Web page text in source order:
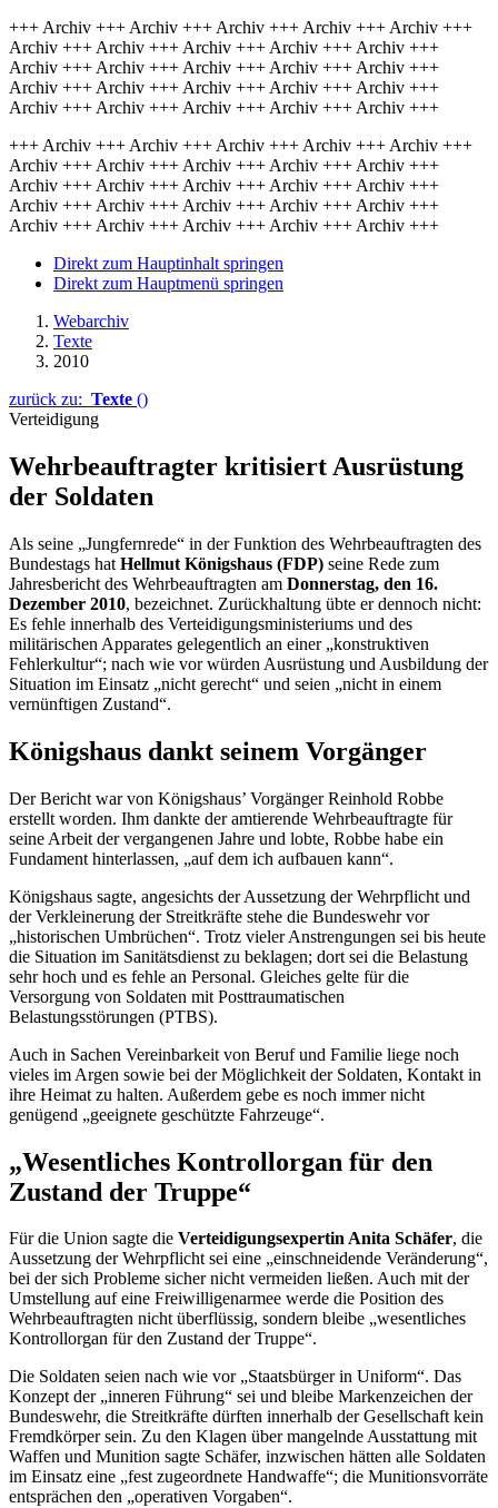
+++ Archiv +++ Archiv +++ Archiv +++ Archiv +++ Archiv +++
Archiv +++ Archiv +++ Archiv +++ Archiv +++ Archiv +++
Archiv +++ Archiv +++ Archiv +++ Archiv +++ Archiv +++
Archiv +++ Archiv +++ Archiv +++ Archiv +++ Archiv +++
Archiv +++ Archiv +++ Archiv +++ Archiv +++ Archiv +++
+++ Archiv +++ Archiv +++ Archiv +++ Archiv +++ Archiv +++
Archiv +++ Archiv +++ Archiv +++ Archiv +++ Archiv +++
Archiv +++ Archiv +++ Archiv +++ Archiv +++ Archiv +++
Archiv +++ Archiv +++ Archiv +++ Archiv +++ Archiv +++
Archiv +++ Archiv +++ Archiv +++ Archiv +++ Archiv +++
Direkt zum Hauptinhalt springen
Direkt zum Hauptmenü springen
Webarchiv
Texte
2010
zurück zu: Texte ()
Verteidigung
Wehrbeauftragter kritisiert Ausrüstung
der Soldaten
Als seine „Jungfernrede“ in der Funktion des Wehrbeauftragten des
Bundestags hat Hellmut Königshaus (FDP) seine Rede zum
Jahresbericht des Wehrbeauftragten am Donnerstag, den 16.
Dezember 2010, bezeichnet. Zurückhaltung übte er dennoch nicht:
Es fehle innerhalb des Verteidigungsministeriums und des
militärischen Apparates gelegentlich an einer „konstruktiven
Fehlerkultur“; nach wie vor würden Ausrüstung und Ausbildung der
Situation im Einsatz „nicht gerecht“ und seien „nicht in einem
vernünftigen Zustand“.
Königshaus dankt seinem Vorgänger
Der Bericht war von Königshaus’ Vorgänger Reinhold Robbe
erstellt worden. Ihm dankte der amtierende Wehrbeauftragte für
seine Arbeit der vergangenen Jahre und lobte, Robbe habe ein
Fundament hinterlassen, „auf dem ich aufbauen kann“.
Königshaus sagte, angesichts der Aussetzung der Wehrpflicht und
der Verkleinerung der Streitkräfte stehe die Bundeswehr vor
„historischen Umbrüchen“. Trotz vieler Anstrengungen sei bis heute
die Situation im Sanitätsdienst zu beklagen; dort sei die Belastung
sehr hoch und es fehle an Personal. Gleiches gelte für die
Versorgung von Soldaten mit Posttraumatischen
Belastungsstörungen (PTBS).
Auch in Sachen Vereinbarkeit von Beruf und Familie liege noch
vieles im Argen sowie bei der Möglichkeit der Soldaten, Kontakt in
ihre Heimat zu halten. Außerdem gebe es noch immer nicht
genügend „geeignete geschützte Fahrzeuge“.
„Wesentliches Kontrollorgan für den
Zustand der Truppe“
Für die Union sagte die Verteidigungsexpertin Anita Schäfer, die
Aussetzung der Wehrpflicht sei eine „einschneidende Veränderung“,
bei der sich Probleme sicher nicht vermeiden ließen. Auch mit der
Umstellung auf eine Freiwilligenarmee werde die Position des
Wehrbeauftragten nicht überflüssig, sondern bleibe „wesentliches
Kontrollorgan für den Zustand der Truppe“.
Die Soldaten seien nach wie vor „Staatsbürger in Uniform“. Das
Konzept der „inneren Führung“ sei und bleibe Markenzeichen der
Bundeswehr, die Streitkräfte dürften innerhalb der Gesellschaft kein
Fremdkörper sein. Zu den Klagen über mangelnde Ausstattung mit
Waffen und Munition sagte Schäfer, inzwischen hätten alle Soldaten
im Einsatz eine „fest zugeordnete Handwaffe“; die Munitionsvorräte
entsprächen den „operativen Vorgaben“.